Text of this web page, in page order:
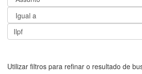
Utilizar filtros para refinar o resultado de